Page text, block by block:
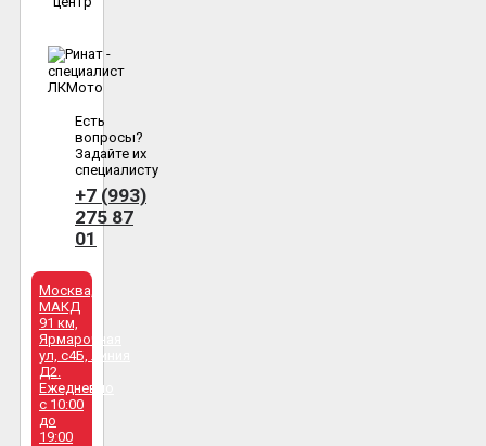
Есть
вопросы?
Задайте их
специалисту
+7 (993)
275 87
01
Москва,
МАКД
91 км,
Ярмарочная
ул, с4Б, линия
Д2.
Ежедневно
с 10:00
до
19:00